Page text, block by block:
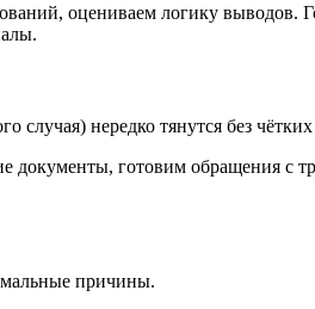
оцениваем логику выводов.
случая) нередко тянутся без
готовим обращения с
причины.